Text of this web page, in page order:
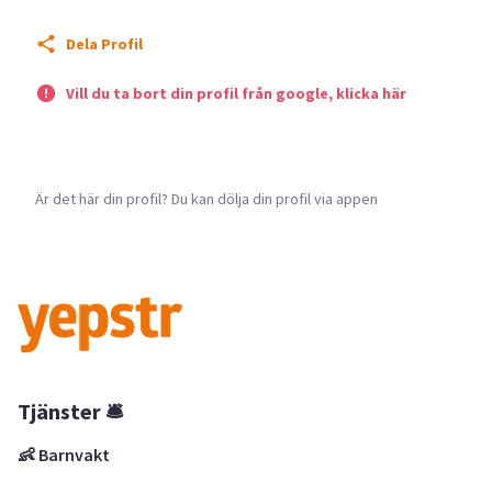
Dela Profil
Vill du ta bort din profil från google, klicka här
Är det här din profil? Du kan dölja din profil via appen
Tjänster 🛎
👶 Barnvakt